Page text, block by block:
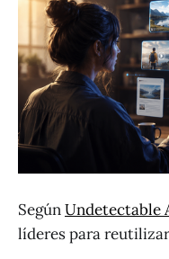
SegúnUndetectable
líderes para